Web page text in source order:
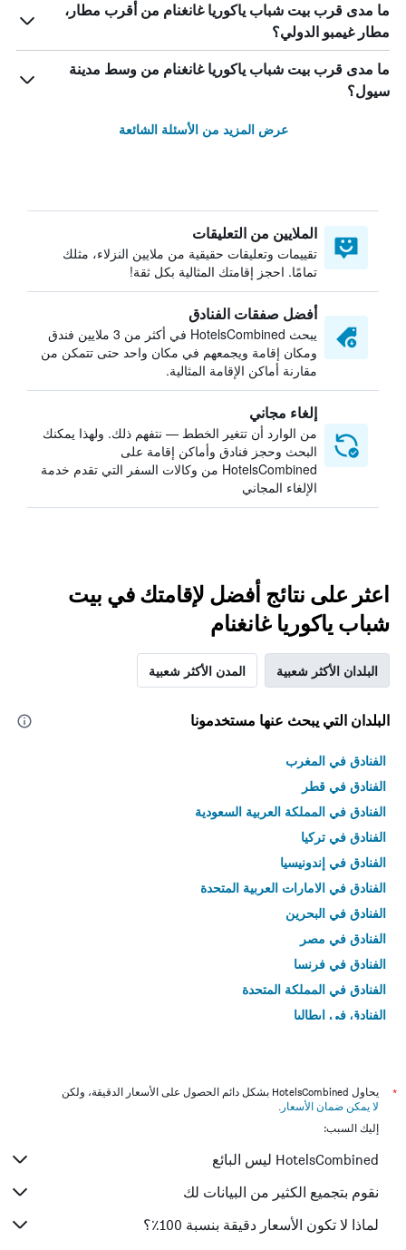
ما مدى قرب بيت شباب ياكوريا غانغنام من أقرب مطار،
مطار غيمبو الدولي؟
ما مدى قرب بيت شباب ياكوريا غانغنام من وسط مدينة
سيول؟
عرض المزيد من الأسئلة الشائعة
الملايين من التعليقات
تقييمات وتعليقات حقيقية من ملايين النزلاء، مثلك
تمامًا. احجز إقامتك المثالية بكل ثقة!
أفضل صفقات الفنادق
يبحث HotelsCombined في أكثر من 3 ملايين فندق
ومكان إقامة ويجمعهم في مكان واحد حتى تتمكن من
مقارنة أماكن الإقامة المثالية.
إلغاء مجاني
من الوارد أن تتغير الخطط — نتفهم ذلك. ولهذا يمكنك
البحث وحجز فنادق وأماكن إقامة على
HotelsCombined من وكالات السفر التي تقدم خدمة
الإلغاء المجاني
اعثر على نتائج أفضل لإقامتك في بيت
شباب ياكوريا غانغنام
البلدان الأكثر شعبية المدن الأكثر شعبية
البلدان التي يبحث عنها مستخدمونا
الفنادق في المغرب
الفنادق في قطر
الفنادق في المملكة العربية السعودية
الفنادق في تركيا
الفنادق في إندونيسيا
الفنادق في الامارات العربية المتحدة
الفنادق في البحرين
الفنادق في مصر
الفنادق في فرنسا
الفنادق في المملكة المتحدة
الفنادق في إيطاليا
*
يحاول HotelsCombined بشكل دائم الحصول على الأسعار الدقيقة، ولكن
لا يمكن ضمان الأسعار .
إليك السبب:
HotelsCombined ليس البائع
نقوم بتجميع الكثير من البيانات لك
لماذا لا تكون الأسعار دقيقة بنسبة 100٪؟